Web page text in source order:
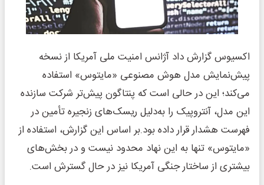
اکسیوس گزارش داد آژانس امنیت ملی آمریکا از نسخه
پیش‌نمایش مدل هوش مصنوعی «مایتوس» استفاده
می‌کند؛ این در حالی است که پنتاگون پیش‌تر شرکت سازنده
این مدل، آنتروپیک را به‌دلیل ریسک‌های زنجیره تأمین در
فهرست هشدار قرار داده بود.بر اساس این گزارش، استفاده از
«مایتوس» تنها به این نهاد محدود نیست و در بخش‌های
بیشتری از ساختار جنگی آمریکا نیز در حال گسترش است.